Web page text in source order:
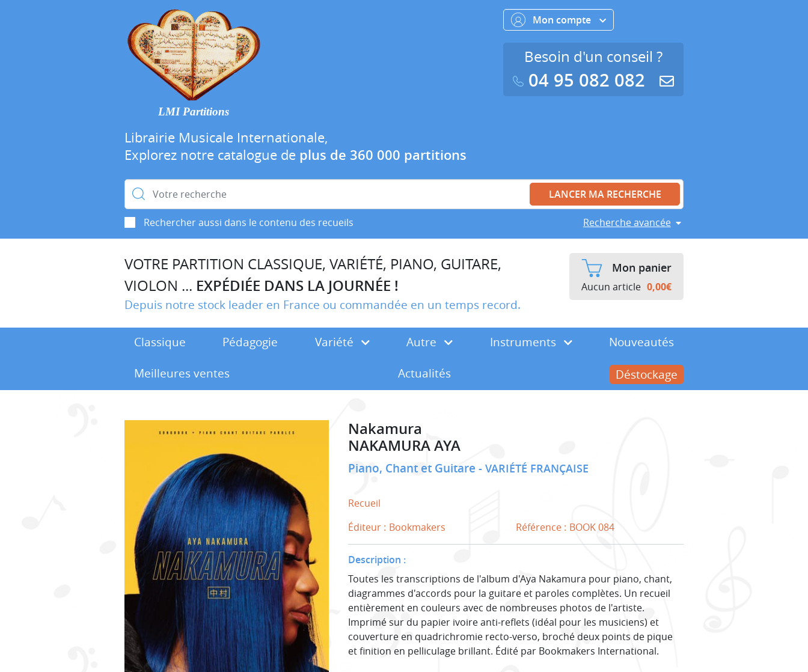
LMI Partitions
Librairie Musicale Internationale,
Explorez notre catalogue de plus de 360 000 partitions
Rechercher :
Rechercher aussi dans le contenu des recueils Recherche avancée
Mon compte
Besoin d'un conseil ?
04 95 082 082
VOTRE PARTITION CLASSIQUE, VARIÉTÉ, PIANO, GUITARE,
VIOLON ... EXPÉDIÉE DANS LA JOURNÉE !
Depuis notre stock leader en France ou commandée en un temps record.
Mon panier
Aucun article 0,00€
Classique Pédagogie Variété Autre Instruments
Nouveautés
Meilleures ventes
Actualités Déstockage
Nakamura
NAKAMURA AYA
Piano, Chant et Guitare VARIÉTÉ FRANÇAISE
Recueil
Éditeur : Bookmakers Référence : BOOK 084
Description :
Toutes les transcriptions de l'album d'Aya Nakamura pour piano, chant,
diagrammes d'accords pour la guitare et paroles complètes. Un recueil
entièrement en couleurs avec de nombreuses photos de l'artiste.
Imprimé sur du papier ivoire anti-reflets (idéal pour les musiciens) et
couverture en quadrichromie recto-verso, broché deux points de pique
et finition en pelliculage brillant. Édité par Bookmakers International.